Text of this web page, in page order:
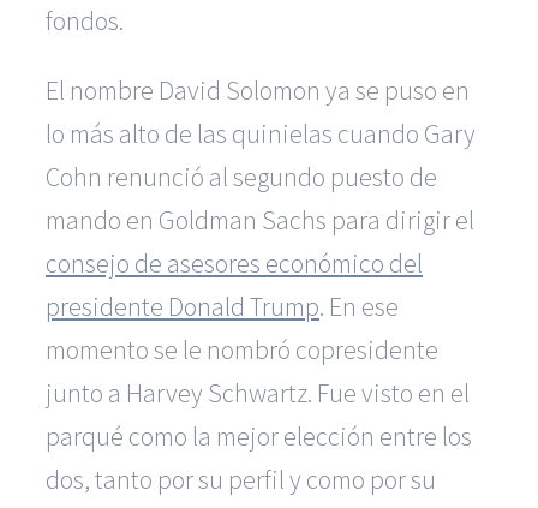
fondos.
El nombre David Solomon ya se puso en
lo más alto de las quinielas cuando Gary
Cohn renunció al segundo puesto de
mando en Goldman Sachs para dirigir el
consejo de asesores económico del
presidente Donald Trump. En ese
momento se le nombró copresidente
junto a Harvey Schwartz. Fue visto en el
parqué como la mejor elección entre los
dos, tanto por su perfil y como por su